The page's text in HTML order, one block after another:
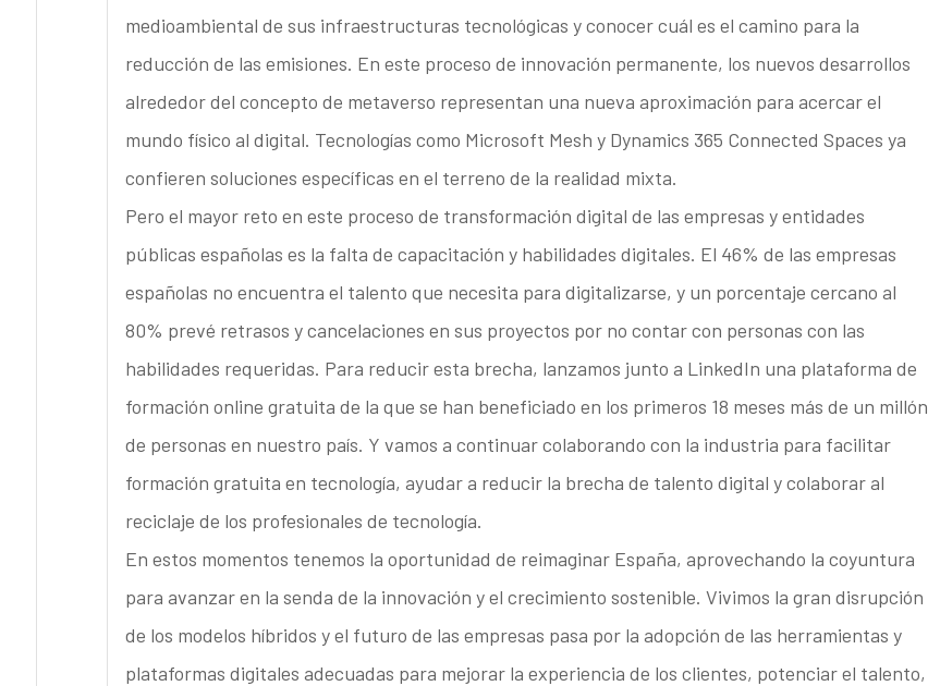
medioambiental de sus infraestructuras tecnológicas y conocer cuál es el camino para la
reducción de las emisiones. En este proceso de innovación permanente, los nuevos desarrollos
alrededor del concepto de metaverso representan una nueva aproximación para acercar el
mundo físico al digital. Tecnologías como Microsoft Mesh y Dynamics 365 Connected Spaces ya
confieren soluciones específicas en el terreno de la realidad mixta.
Pero el mayor reto en este proceso de transformación digital de las empresas y entidades
públicas españolas es la falta de capacitación y habilidades digitales. El 46% de las empresas
españolas no encuentra el talento que necesita para digitalizarse, y un porcentaje cercano al
80% prevé retrasos y cancelaciones en sus proyectos por no contar con personas con las
habilidades requeridas. Para reducir esta brecha, lanzamos junto a LinkedIn una plataforma de
formación online gratuita de la que se han beneficiado en los primeros 18 meses más de un millón
de personas en nuestro país. Y vamos a continuar colaborando con la industria para facilitar
formación gratuita en tecnología, ayudar a reducir la brecha de talento digital y colaborar al
reciclaje de los profesionales de tecnología.
En estos momentos tenemos la oportunidad de reimaginar España, aprovechando la coyuntura
para avanzar en la senda de la innovación y el crecimiento sostenible. Vivimos la gran disrupción
de los modelos híbridos y el futuro de las empresas pasa por la adopción de las herramientas y
plataformas digitales adecuadas para mejorar la experiencia de los clientes, potenciar el talento,